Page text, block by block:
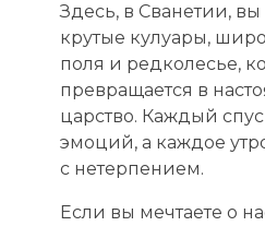
Здесь, в Сванетии, вы
крутые кулуары,
поля и редколесье,
превращается в
царство. Каждый
эмоций, а каждое
с нетерпением.
Если вы мечтаете о